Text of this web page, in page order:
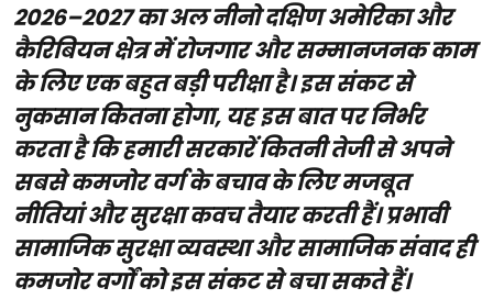
2026–2027 का अल नीनो दक्षिण अमेरिका और
कैरिबियन क्षेत्र में रोजगार और सम्मानजनक काम
के लिए एक बहुत बड़ी परीक्षा है। इस संकट से
नुकसान कितना होगा, यह इस बात पर निर्भर
करता है कि हमारी सरकारें कितनी तेजी से अपने
सबसे कमजोर वर्ग के बचाव के लिए मजबूत
नीतियां और सुरक्षा कवच तैयार करती हैं। प्रभावी
सामाजिक सुरक्षा व्यवस्था और सामाजिक संवाद ही
कमजोर वर्गों को इस संकट से बचा सकते हैं।